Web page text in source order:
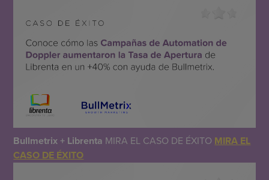
Bullmetrix + Librenta MIRA EL CASO DE ÉXITO MIRA EL
CASO DE ÉXITO